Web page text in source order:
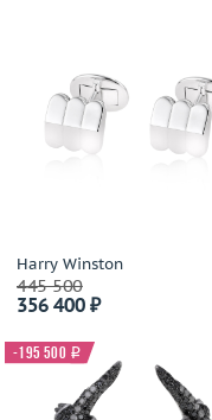
Tiffany & Co
Torrini
Vacheron Constantin
Zilli
Италия
Harry Winston
445 500
356 400 ₽
-195 500 i